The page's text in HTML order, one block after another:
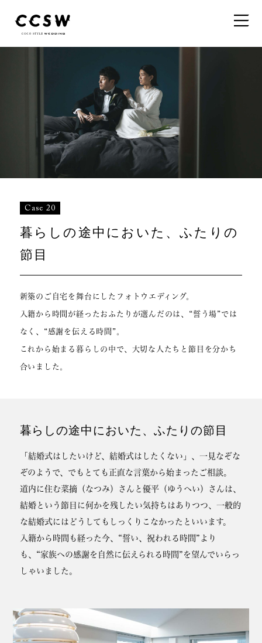
Case 20
暮らしの途中においた、ふたりの
節目
新築のご自宅を舞台にしたフォトウエディング。
入籍から時間が経ったおふたりが選んだのは、“誓う場”では
なく、“感謝を伝える時間”。
これから始まる暮らしの中で、大切な人たちと節目を分かち
合いました。
暮らしの途中においた、ふたりの節目
「結婚式はしたいけど、結婚式はしたくない」、一見なぞな
ぞのようで、でもとても正直な言葉から始まったご相談。
道内に住む菜摘（なつみ）さんと優平（ゆうへい）さんは、
結婚という節目に何かを残したい気持ちはありつつ、一般的
な結婚式にはどうしてもしっくりこなかったといいます。
入籍から時間も経った今、“誓い、祝われる時間”より
も、“家族への感謝を自然に伝えられる時間”を望んでいらっ
しゃいました。